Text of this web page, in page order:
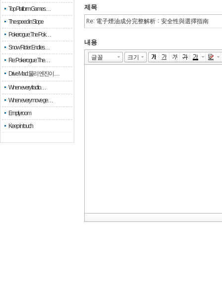
Top Platform Games…
The speed in Slope
Pokerogue: The Pok…
Snow Rider: Endles…
Re: Pokerogue: The…
Drive Mad: 물리 엔진이 …
When every fractio…
When every move ge…
Empty room
Keep in touch
제목
내용